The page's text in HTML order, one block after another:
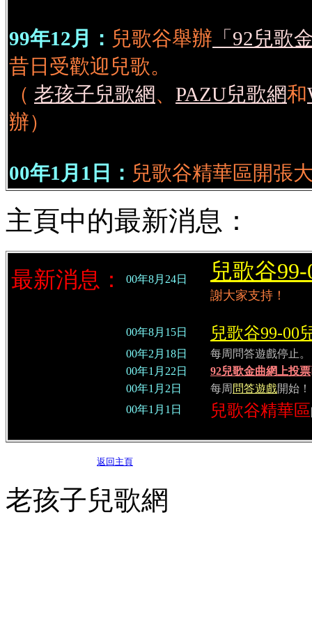
99年12月： 兒歌谷舉辦 「92兒歌
昔日受歡迎兒歌。
（ 老孩子兒歌網、 PAZU兒歌網和
辦）
00年1月1日： 兒歌谷精華區開張
主頁中的最新消息：
最新消息： 00年8月24日 兒歌谷
謝大家支持！
00年8月15日 兒歌谷99-00
00年2月18日
每周問答遊戲停止。
00年1月22日
92兒歌金曲網上投票
00年1月2日
每周 問答遊戲開始！
00年1月1日
兒歌谷精華區
返回主頁
老孩子兒歌網